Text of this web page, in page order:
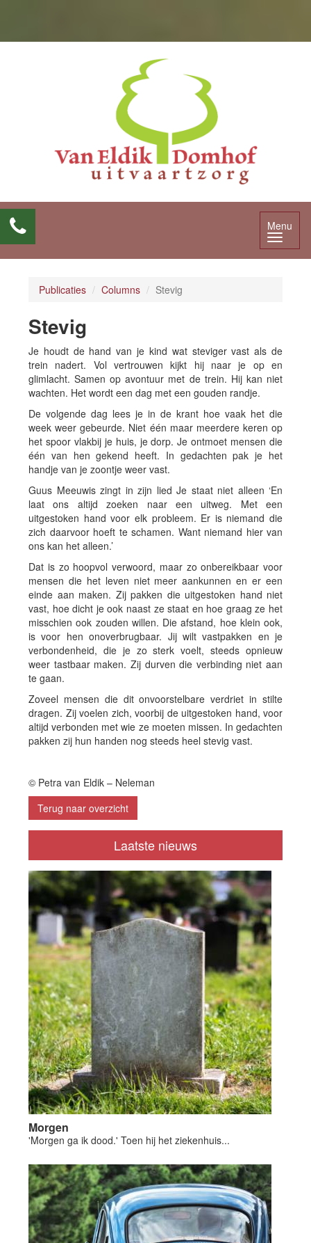
Menu
Publicaties Columns Stevig
Stevig
Je houdt de hand van je kind wat steviger vast als de
trein nadert. Vol vertrouwen kijkt hij naar je op en
glimlacht. Samen op avontuur met de trein. Hij kan niet
wachten. Het wordt een dag met een gouden randje.
De volgende dag lees je in de krant hoe vaak het die
week weer gebeurde. Niet één maar meerdere keren op
het spoor vlakbij je huis, je dorp. Je ontmoet mensen die
één van hen gekend heeft. In gedachten pak je het
handje van je zoontje weer vast.
Guus Meeuwis zingt in zijn lied Je staat niet alleen ‘En
laat ons altijd zoeken naar een uitweg. Met een
uitgestoken hand voor elk probleem. Er is niemand die
zich daarvoor hoeft te schamen. Want niemand hier van
ons kan het alleen.’
Dat is zo hoopvol verwoord, maar zo onbereikbaar voor
mensen die het leven niet meer aankunnen en er een
einde aan maken. Zij pakken die uitgestoken hand niet
vast, hoe dicht je ook naast ze staat en hoe graag ze het
misschien ook zouden willen. Die afstand, hoe klein ook,
is voor hen onoverbrugbaar. Jij wilt vastpakken en je
verbondenheid, die je zo sterk voelt, steeds opnieuw
weer tastbaar maken. Zij durven die verbinding niet aan
te gaan.
Zoveel mensen die dit onvoorstelbare verdriet in stilte
dragen. Zij voelen zich, voorbij de uitgestoken hand, voor
altijd verbonden met wie ze moeten missen. In gedachten
pakken zij hun handen nog steeds heel stevig vast.
© Petra van Eldik – Neleman
Terug naar overzicht
Laatste nieuws
Morgen
'Morgen ga ik dood.' Toen hij het ziekenhuis...